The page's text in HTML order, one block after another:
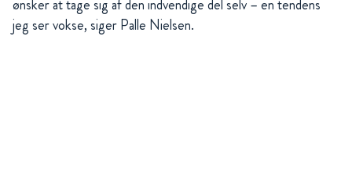
ønsker at tage sig af den indvendige del selv – en tendens
jeg ser vokse, siger Palle Nielsen.